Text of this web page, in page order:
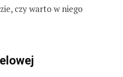
czy warto w niego